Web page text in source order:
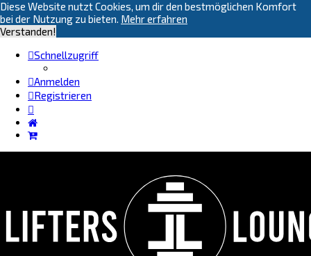
Diese Website nutzt Cookies, um dir den bestmöglichen Komfort
bei der Nutzung zu bieten. Mehr erfahren
Verstanden!
Schnellzugriff
Anmelden
Registrieren